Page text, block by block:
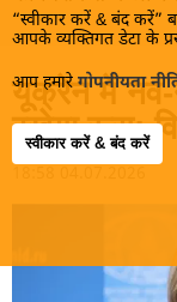
“स्वीकार करें & बंद करें”
आपके व्यक्तिगत डेटा के
आप हमारे गोपनीयता
स्वीकार करें & बंद करें
यूक्रेन में नव-
रखेगा रूस: